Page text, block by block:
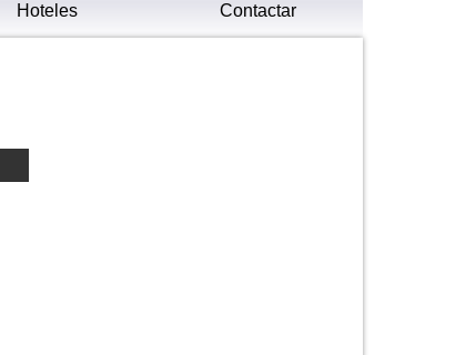
Hoteles Contactar